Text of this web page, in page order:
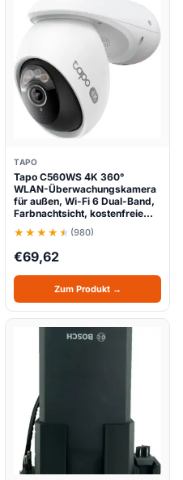
TAPO
Tapo C560WS 4K 360°
WLAN-Überwachungskamera
für außen, Wi-Fi 6 Dual-Band,
Farbnachtsicht, kostenfreie…
(980)
€69,62
Zum Produkt →